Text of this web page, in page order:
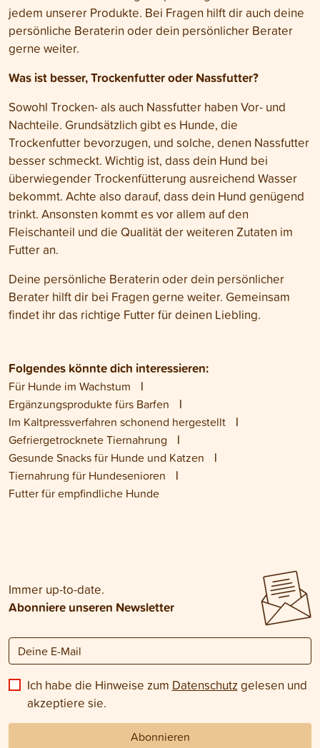
jedem unserer Produkte. Bei Fragen hilft dir auch deine
persönliche Beraterin oder dein persönlicher Berater
gerne weiter.
Was ist besser, Trockenfutter oder Nassfutter?
Sowohl Trocken- als auch Nassfutter haben Vor- und
Nachteile. Grundsätzlich gibt es Hunde, die
Trockenfutter bevorzugen, und solche, denen Nassfutter
besser schmeckt. Wichtig ist, dass dein Hund bei
überwiegender Trockenfütterung ausreichend Wasser
bekommt. Achte also darauf, dass dein Hund genügend
trinkt. Ansonsten kommt es vor allem auf den
Fleischanteil und die Qualität der weiteren Zutaten im
Futter an.
Deine persönliche Beraterin oder dein persönlicher
Berater hilft dir bei Fragen gerne weiter. Gemeinsam
findet ihr das richtige Futter für deinen Liebling.
Folgendes könnte dich interessieren:
Für Hunde im Wachstum
Ergänzungsprodukte fürs Barfen
Im Kaltpressverfahren schonend hergestellt
Gefriergetrocknete Tiernahrung
Gesunde Snacks für Hunde und Katzen
Tiernahrung für Hundesenioren
Futter für empfindliche Hunde
Immer up-to-date.
Abonniere unseren Newsletter
Ich habe die Hinweise zum Datenschutz gelesen und
akzeptiere sie.
Abonnieren